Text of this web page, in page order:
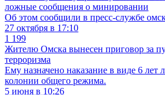
ложные сообщения о минировании
Об этом сообщили в пресс-службе
27 октября в 17:10
1 199
Жителю Омска вынесен приговор за
терроризма
Ему назначено наказание в виде 6 лет
колонии общего режима.
5 июня в 10:26